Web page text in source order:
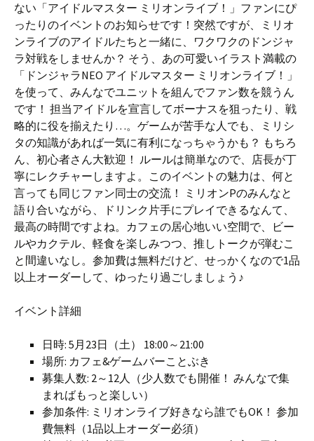
ない「アイドルマスター ミリオンライブ！」ファンにぴ
ったりのイベントのお知らせです！突然ですが、ミリオ
ンライブのアイドルたちと一緒に、ワクワクのドンジャ
ラ対戦をしませんか？ そう、あの可愛いイラスト満載の
「ドンジャラNEO アイドルマスター ミリオンライブ！」
を使って、みんなでユニットを組んでファン数を競うん
です！ 担当アイドルを宣言してボーナスを狙ったり、戦
略的に役を揃えたり…。ゲームが苦手な人でも、ミリシ
タの知識があれば一気に有利になっちゃうかも？ もちろ
ん、初心者さん大歓迎！ ルールは簡単なので、店長が丁
寧にレクチャーしますよ。このイベントの魅力は、何と
言っても同じファン同士の交流！ ミリオンPのみんなと
語り合いながら、ドリンク片手にプレイできるなんて、
最高の時間ですよね。カフェの居心地いい空間で、ビー
ルやカクテル、軽食を楽しみつつ、推しトークが弾むこ
と間違いなし。参加費は無料だけど、せっかくなので1品
以上オーダーして、ゆったり過ごしましょう♪
イベント詳細
日時: 5月23日（土） 18:00～21:00
場所: カフェ&ゲームバーことぶき
募集人数: 2～12人（少人数でも開催！ みんなで集
まればもっと楽しい）
参加条件: ミリオンライブ好きなら誰でもOK！ 参加
費無料（1品以上オーダー必須）